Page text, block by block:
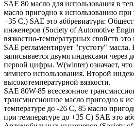
SAE 80 масло для использования в
масло пригодно к использованию при
+35 С,) SAE это аббревиатура:
инженеров (Society of Automotive
вязкостно-температурных свойств это
SAE регламентирует "густоту" масла.
записывается двумя индексами через
первой цифры. W(winter) означает,
зимнего использования. Второй
высокотемпературной вязкости.
SAE 80W-85 всесезонное
трансмиссионное масло пригодно к
температуре до -26 С, 85 масло
при температуре до +35 С) SAE это